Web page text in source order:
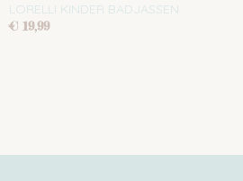
LORELLI KINDER BADJASSEN
€ 19,99